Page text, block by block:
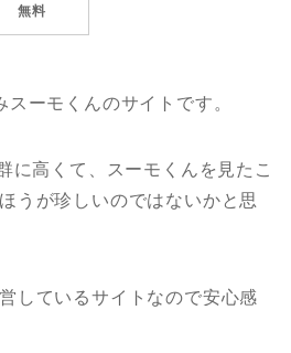
無料
ーモくんのサイトです。
に高くて、スーモくんを見たこ
うが珍しいのではないかと思
しているサイトなので安心感